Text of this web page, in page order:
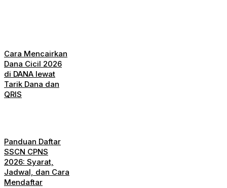
Cara Mencairkan
Dana Cicil 2026
di DANA lewat
Tarik Dana dan
QRIS
Panduan Daftar
SSCN CPNS
2026: Syarat,
Jadwal, dan Cara
Mendaftar